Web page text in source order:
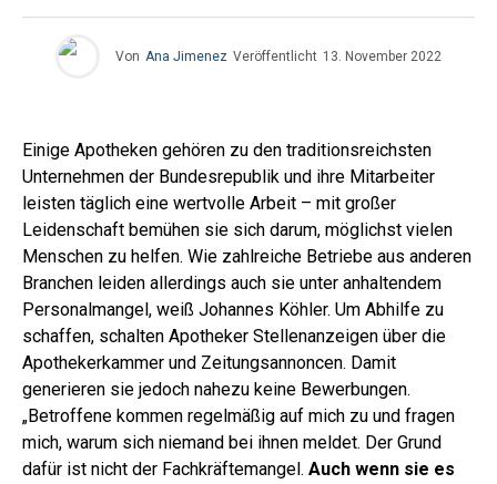
Von Ana Jimenez Veröffentlicht 13. November 2022
Einige Apotheken gehören zu den traditionsreichsten
Unternehmen der Bundesrepublik und ihre Mitarbeiter
leisten täglich eine wertvolle Arbeit – mit großer
Leidenschaft bemühen sie sich darum, möglichst vielen
Menschen zu helfen. Wie zahlreiche Betriebe aus anderen
Branchen leiden allerdings auch sie unter anhaltendem
Personalmangel, weiß Johannes Köhler. Um Abhilfe zu
schaffen, schalten Apotheker Stellenanzeigen über die
Apothekerkammer und Zeitungsannoncen. Damit
generieren sie jedoch nahezu keine Bewerbungen.
„Betroffene kommen regelmäßig auf mich zu und fragen
mich, warum sich niemand bei ihnen meldet. Der Grund
dafür ist nicht der Fachkräftemangel. Auch wenn sie es